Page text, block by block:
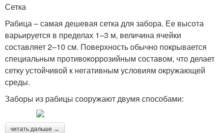
Сетка
Рабица – самая дешевая сетка для забора. Ее высота
варьируется в пределах 1–3 м, величина ячейки
составляет 2–10 см. Поверхность обычно покрывается
специальным противокоррозийным составом, что делает
сетку устойчивой к негативным условиям окружающей
среды.
Заборы из рабицы сооружают двумя способами:
читать дальше →